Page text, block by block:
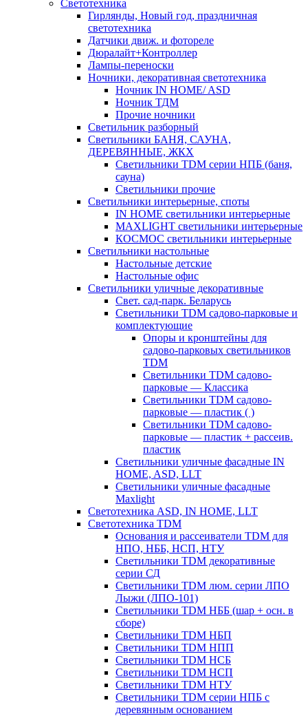
Светотехника
Гирлянды, Новый год, праздничная
светотехника
Датчики движ. и фотореле
Дюралайт+Контроллер
Лампы-переноски
Ночники, декоративная светотехника
Ночник IN HOME/ ASD
Ночник ТДМ
Прочие ночники
Светильник разборный
Светильники БАНЯ, САУНА,
ДЕРЕВЯННЫЕ, ЖКХ
Светильники TDM серии НПБ (баня,
сауна)
Светильники прочие
Светильники интерьерные, споты
IN HOME светильники интерьерные
MAXLIGHT светильники интерьерные
КОСМОС светильники интерьерные
Светильники настольные
Настольные детские
Настольные офис
Светильники уличные декоративные
Свет. сад-парк. Беларусь
Светильники TDM садово-парковые и
комплектующие
Опоры и кронштейны для
садово-парковых светильников
TDM
Светильники TDM садово-
парковые — Классика
Светильники TDM садово-
парковые — пластик ( )
Светильники TDM садово-
парковые — пластик + рассеив.
пластик
Светильники уличные фасадные IN
HOME, ASD, LLT
Светильники уличные фасадные
Maxlight
Светотехника ASD, IN HOME, LLT
Светотехника TDM
Основания и рассеиватели TDM для
НПО, НББ, НСП, НТУ
Светильники TDM декоративные
серии СД
Светильники TDM люм. серии ЛПО
Лыжи (ЛПО-101)
Светильники TDM НББ (шар + осн. в
сборе)
Светильники TDM НБП
Светильники TDM НПП
Светильники TDM НСБ
Светильники TDM НСП
Светильники TDM НТУ
Светильники TDM серии НПБ с
деревянным основанием